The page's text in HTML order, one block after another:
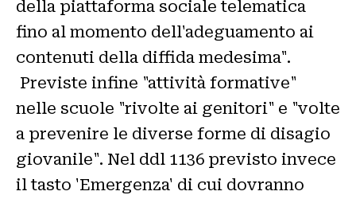
della piattaforma sociale telematica
fino al momento dell'adeguamento ai
contenuti della diffida medesima".
Previste infine "attività formative"
nelle scuole "rivolte ai genitori" e "volte
a prevenire le diverse forme di disagio
giovanile". Nel ddl 1136 previsto invece
il tasto 'Emergenza' di cui dovranno